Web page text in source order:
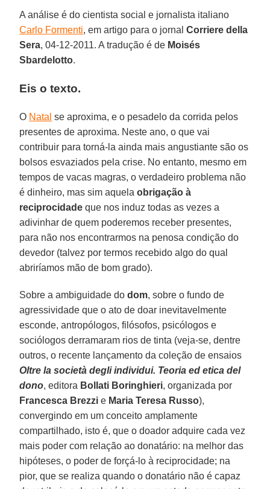
A análise é do cientista social e jornalista italiano
Carlo Formenti, em artigo para o jornalCorriere della
Sera, 04-12-2011. A tradução é de Moisés
Sbardelotto.
Eis o texto.
O Natal se aproxima, e o pesadelo da corrida pelos
presentes de aproxima. Neste ano, o que vai
contribuir para torná-la ainda mais angustiante são os
bolsos esvaziados pela crise. No entanto, mesmo em
tempos de vacas magras, o verdadeiro problema não
é dinheiro, mas sim aquelaobrigação à
reciprocidade que nos induz todas as vezes a
adivinhar de quem poderemos receber presentes,
para não nos encontrarmos na penosa condição do
devedor (talvez por termos recebido algo do qual
abriríamos mão de bom grado).
Sobre a ambiguidade dodom, sobre o fundo de
agressividade que o ato de doar inevitavelmente
esconde, antropólogos, filósofos, psicólogos e
sociólogos derramaram rios de tinta (veja-se, dentre
outros, o recente lançamento da coleção de ensaios
Oltre la società degli individui. Teoria ed etica del
dono, editora Bollati Boringhieri, organizada por
Francesca Brezzi e Maria Teresa Russo),
convergindo em um conceito amplamente
compartilhado, isto é, que o doador adquire cada vez
mais poder com relação ao donatário: na melhor das
hipóteses, o poder de forçá-lo à reciprocidade; na
pior, que se realiza quando o donatário não é capaz